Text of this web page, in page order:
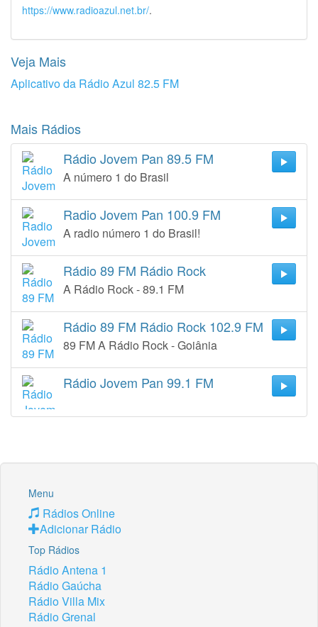
https://www.radioazul.net.br/.
Veja Mais
Aplicativo da Rádio Azul 82.5 FM
Mais Rádios
Rádio Jovem Pan 89.5 FM
A número 1 do Brasil
Radio Jovem Pan 100.9 FM
A radio número 1 do Brasil!
Rádio 89 FM Rádio Rock
A Rádio Rock - 89.1 FM
Rádio 89 FM Rádio Rock 102.9 FM
89 FM A Rádio Rock - Goiânia
Rádio Jovem Pan 99.1 FM
Menu
Rádios Online
Adicionar Rádio
Top Rádios
Rádio Antena 1
Rádio Gaúcha
Rádio Villa Mix
Rádio Grenal